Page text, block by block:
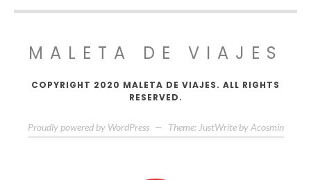
MALETA DE VIAJES
COPYRIGHT 2020 MALETA DE VIAJES. ALL RIGHTS
RESERVED.
Proudly powered by WordPress — Theme: JustWrite by Acosmin